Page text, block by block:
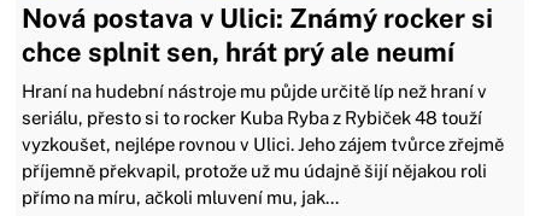
Nová postava v Ulici: Známý rocker si
chce splnit sen, hrát prý ale neumí
Hraní na hudební nástroje mu půjde určitě líp než hraní v
seriálu, přesto si to rocker Kuba Ryba z Rybiček 48 touží
vyzkoušet, nejlépe rovnou v Ulici. Jeho zájem tvůrce zřejmě
příjemně překvapil, protože už mu údajně šijí nějakou roli
přímo na míru, ačkoli mluvení mu, jak...